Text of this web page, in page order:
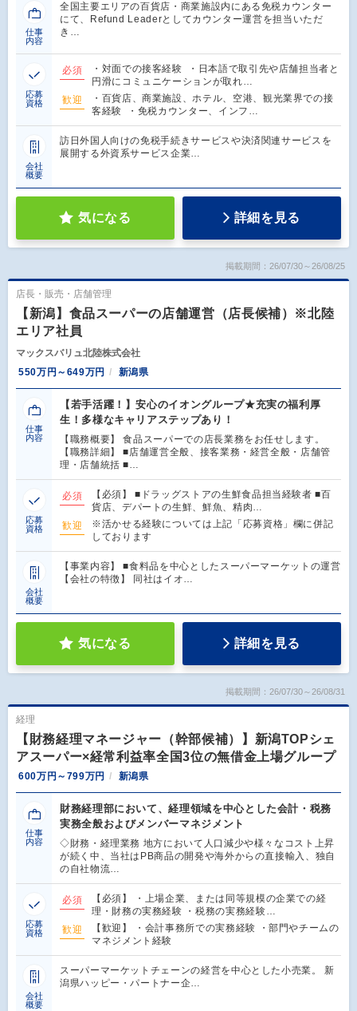
仕事
内容
全国主要エリアの百貨店・商業施設内にある免税カウンター
にて、Refund Leaderとしてカウンター運営を担当いただ
き…
応募
資格
必須
・対面での接客経験 ・日本語で取引先や店舗担当者と
円滑にコミュニケーションが取れ…
歓迎
・百貨店、商業施設、ホテル、空港、観光業界での接
客経験 ・免税カウンター、インフ…
会社
概要
訪日外国人向けの免税手続きサービスや決済関連サービスを
展開する外資系サービス企業…
気になる 詳細を見る
掲載期間：26/07/30～26/08/25
店長・販売・店舗管理
【新潟】食品スーパーの店舗運営（店長候補）※北陸
エリア社員
マックスバリュ北陸株式会社
550万円～649万円
新潟県
仕事
内容
【若手活躍！】安心のイオングループ★充実の福利厚
生！多様なキャリアステップあり！
【職務概要】 食品スーパーでの店長業務をお任せします。
【職務詳細】 ■店舗運営全般、接客業務・経営全般・店舗管
理・店舗統括 ■…
応募
資格
必須
【必須】 ■ドラッグストアの生鮮食品担当経験者 ■百
貨店、デパートの生鮮、鮮魚、精肉…
歓迎
※活かせる経験については上記「応募資格」欄に併記
しております
会社
概要
【事業内容】 ■食料品を中心としたスーパーマーケットの運営
【会社の特徴】 同社はイオ…
気になる 詳細を見る
掲載期間：26/07/30～26/08/31
経理
【財務経理マネージャー（幹部候補）】新潟TOPシェ
アスーパー×経常利益率全国3位の無借金上場グループ
600万円～799万円 新潟県
仕事
内容
財務経理部において、経理領域を中心とした会計・税務
実務全般およびメンバーマネジメント
◇財務・経理業務 地方において人口減少や様々なコスト上昇
が続く中、当社はPB商品の開発や海外からの直接輸入、独自
の自社物流…
応募
資格
必須
【必須】 ・上場企業、または同等規模の企業での経
理・財務の実務経験 ・税務の実務経験…
歓迎
【歓迎】 ・会計事務所での実務経験 ・部門やチームの
マネジメント経験
会社
概要
スーパーマーケットチェーンの経営を中心とした小売業。 新
潟県ハッピー・パートナー企…